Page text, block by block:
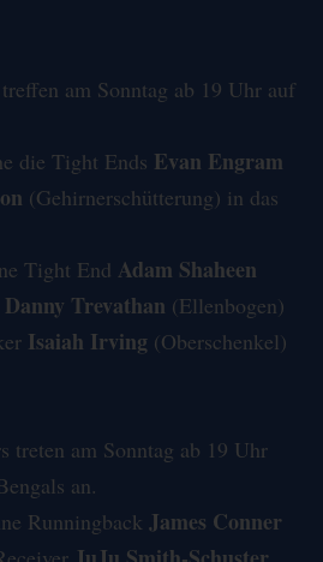
treffen am Sonntag ab 19 Uhr auf
die Tight Ends Evan Engram
(Gehirnerschütterung) in das
Tight End Adam Shaheen
Danny Trevathan (Ellenbogen)
Isaiah Irving (Oberschenkel)
treten am Sonntag ab 19 Uhr
an.
Runningback James Conner